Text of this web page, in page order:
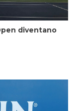
diventano